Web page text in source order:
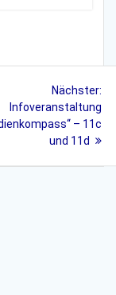
Nächster:
Infoveranstaltung
– 11c
und 11d